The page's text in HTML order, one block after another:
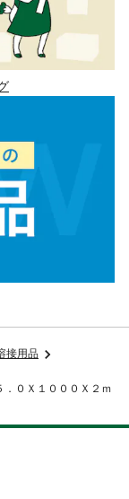
接用品
０Ｘ１０００Ｘ２ｍ